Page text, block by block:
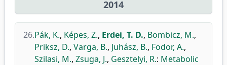
2014
26.Pák, K., Képes, Z., Erdei, T. D., Bombicz, M.,
Priksz, D., Varga, B., Juhász, B., Fodor, A.,
Szilasi, M., Zsuga, J., Gesztelyi, R.: Metabolic